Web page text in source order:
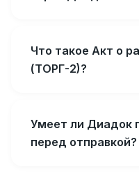
Что такое Акт о
(ТОРГ-2)?
Умеет ли Диадок
перед отправкой?